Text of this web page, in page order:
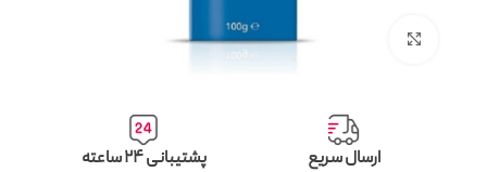
بزرگنمایی تصویر
ارسال سریع پشتیبانی ۲۴ ساعته